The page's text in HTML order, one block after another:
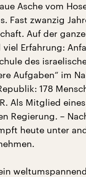
Asche vom
Fast zwanzig
Auf der
Erfahrung:
des
Aufgaben“ im
178
Als Mitglied eines
Regierung. –
heute unter